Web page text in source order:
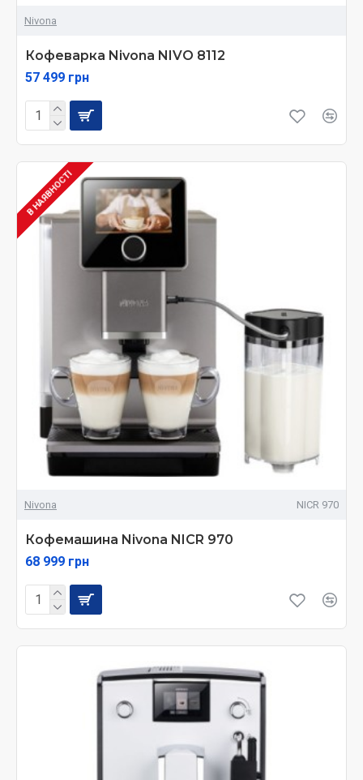
Nivona
Кофеварка Nivona NIVO 8112
57 499 грн
В НАЯВНОСТІ
Nivona NICR 970
Кофемашина Nivona NICR 970
68 999 грн